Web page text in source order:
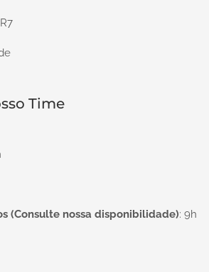
Time
(Consulte nossa disponibilidade): 9h